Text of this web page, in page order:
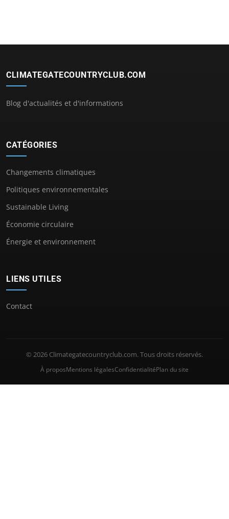
CLIMATEGATECOUNTRYCLUB.COM
Blog d'actualités et d'informations
CATÉGORIES
Changements climatiques
Politiques environnementales
Sustainable Living
Économie circulaire
Énergie et environnement
LIENS UTILES
Contact
© 2026 Climategatecountryclub.com. Tous droits réservés.
À proposMentions légalesConfidentialitéPlan du site